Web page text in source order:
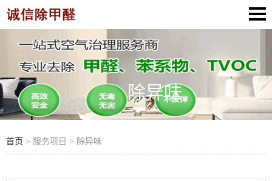
除异味
首页 > 服务项目 > 除异味